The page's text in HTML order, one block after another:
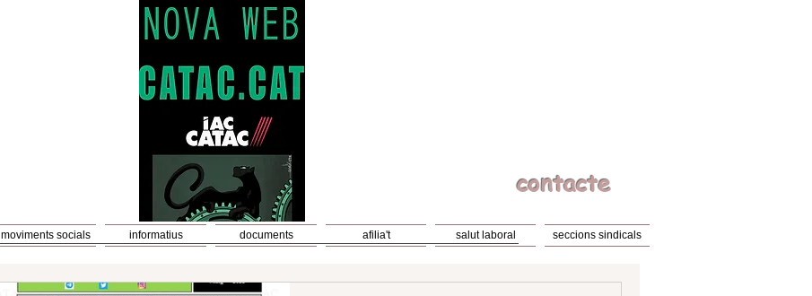
contacte
moviments socials informatius documents afilia't salut laboral seccions sindicals